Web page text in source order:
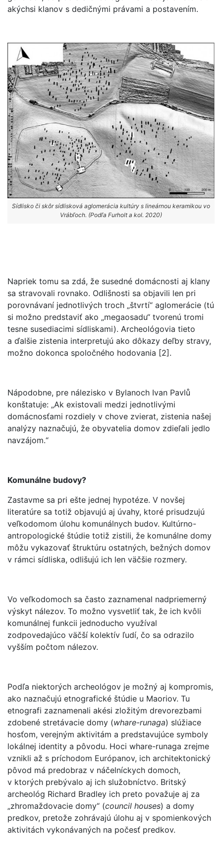
akýchsi klanov s dedičnými právami a postavením.
Sídlisko či skôr sídlisková aglomerácia kultúry s lineárnou keramikou vo
Vrábľoch. (Podľa Furholt a kol. 2020)
Napriek tomu sa zdá, že susedné domácnosti aj klany
sa stravovali rovnako. Odlišnosti sa objavili len pri
porovnávaní jednotlivých troch „štvrtí“ aglomerácie (tú
si možno predstaviť ako „megaosadu“ tvorenú tromi
tesne susediacimi sídliskami). Archeológovia tieto
a ďalšie zistenia interpretujú ako dôkazy deľby stravy,
možno dokonca spoločného hodovania [2].
Nápodobne, pre nálezisko v Bylanoch Ivan Pavlů
konštatuje: „Ak existovali medzi jednotlivými
domácnosťami rozdiely v chove zvierat, zistenia našej
analýzy naznačujú, že obyvatelia domov zdieľali jedlo
navzájom.“
Komunálne budovy?
Zastavme sa pri ešte jednej hypotéze. V novšej
literatúre sa totiž objavujú aj úvahy, ktoré prisudzujú
veľkodomom úlohu komunálnych budov. Kultúrno-
antropologické štúdie totiž zistili, že komunálne domy
môžu vykazovať štruktúru ostatných, bežných domov
v rámci sídliska, odlišujú ich len väčšie rozmery.
Vo veľkodomoch sa často zaznamenal nadpriemerný
výskyt nálezov. To možno vysvetliť tak, že ich kvôli
komunálnej funkcii jednoducho využíval
zodpovedajúco väčší kolektív ľudí, čo sa odrazilo
vyšším počtom nálezov.
Podľa niektorých archeológov je možný aj kompromis,
ako naznačujú etnografické štúdie u Maoriov. Tu
etnografi zaznamenali akési zložitým drevorezbami
zdobené stretávacie domy (whare-runaga) slúžiace
hosťom, verejným aktivitám a predstavujúce symboly
lokálnej identity a pôvodu. Hoci whare-runaga zrejme
vznikli až s príchodom Európanov, ich architektonický
pôvod má predobraz v náčelníckych domoch,
v ktorých prebývalo aj ich služobníctvo. Britský
archeológ Richard Bradley ich preto považuje aj za
„zhromaždovacie domy“ (council houses) a domy
predkov, pretože zohrávajú úlohu aj v spomienkových
aktivitách vykonávaných na počesť predkov.